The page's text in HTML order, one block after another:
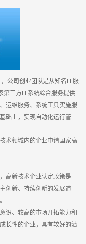
公司创业团队是从知名IT服
第三方IT系统综合服务提供
运维服务、系统工具实施服
础上，实现自动化运行管
术领域内的企业申请国家高
高新技术企业认定政策是一
创新、持续创新的发展道
识、较高的市场开拓能力和
长性的企业，具有较好的潜